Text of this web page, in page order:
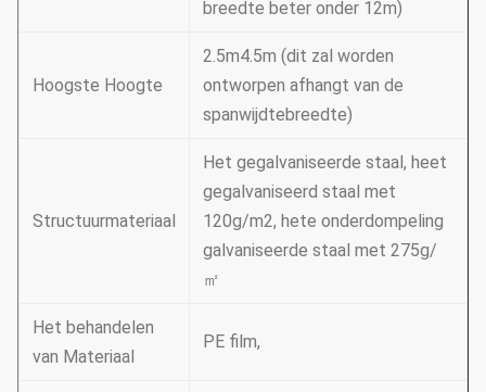
breedte beter onder 12m)
Hoogste Hoogte
2.5m4.5m (dit zal worden
ontworpen afhangt van de
spanwijdtebreedte)
Structuurmateriaal
Het gegalvaniseerde staal, heet
gegalvaniseerd staal met
120g/m2, hete onderdompeling
galvaniseerde staal met 275g/
㎡
Het behandelen
van Materiaal
PE film,